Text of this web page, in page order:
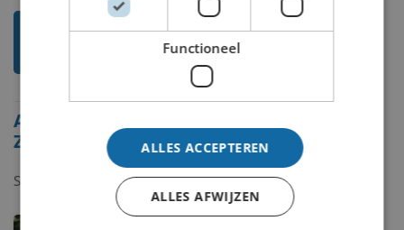
Ik weet meer over deze
Alle beelden van Sylvie
Zijlmans
Showing item.
Functioneel
ALLES ACCEPTEREN
ALLES AFWIJZEN